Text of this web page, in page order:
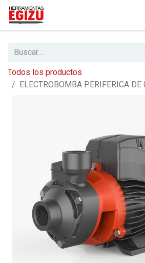
Todos los productos
ELECTROBOMBA PERIFERICA DE